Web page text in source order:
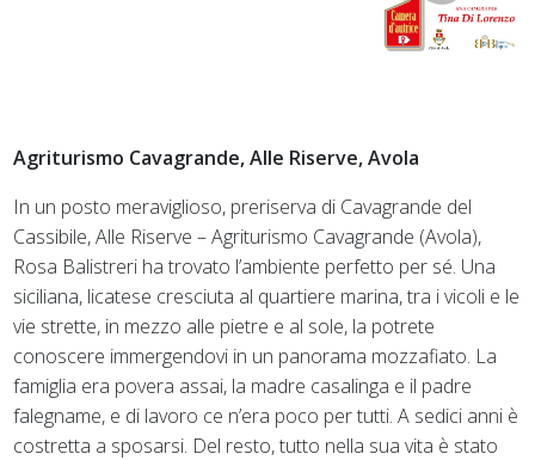
Agriturismo Cavagrande, Alle Riserve, Avola
In un posto meraviglioso, preriserva di Cavagrande del
Cassibile, Alle Riserve – Agriturismo Cavagrande (Avola),
Rosa Balistreri ha trovato l’ambiente perfetto per sé. Una
siciliana, licatese cresciuta al quartiere marina, tra i vicoli e le
vie strette, in mezzo alle pietre e al sole, la potrete
conoscere immergendovi in un panorama mozzafiato. La
famiglia era povera assai, la madre casalinga e il padre
falegname, e di lavoro ce n’era poco per tutti. A sedici anni è
costretta a sposarsi. Del resto, tutto nella sua vita è stato